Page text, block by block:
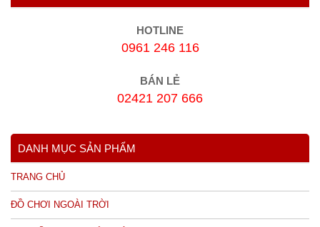
HOTLINE
0961 246 116
BÁN LẺ
02421 207 666
DANH MỤC SẢN PHẨM
TRANG CHỦ
ĐỒ CHƠI NGOÀI TRỜI